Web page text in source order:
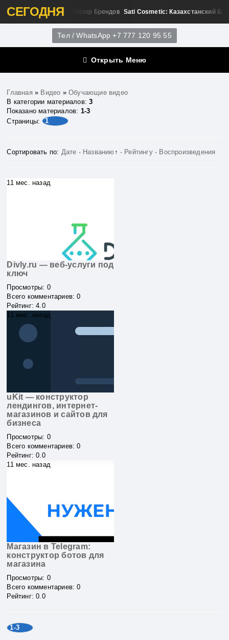
СЕГОДНЯ Обзор Брендов Sati Cosmetic: Казахстанский
Тел / WhatsApp +7 777 120 95 55
Открыть Меню
Главная » Видео » Обучающие видео
В категории материалов:3
Показано материалов: 1-3
Страницы: 1
Сортировать по: Дате · Названию↑ · Рейтингу· Воспроизведения
11 мес. назад
Divly.ru — веб-услуги под
ключ
Просмотры: 0
Всего комментариев:0
Рейтинг:4.0
11 мес. назад
uKit — конструктор
лендингов, интернет-
магазинов и сайтов для
бизнеса
Просмотры: 0
Всего комментариев:0
Рейтинг:0.0
11 мес. назад
Магазин в Telegram:
конструктор ботов для
магазина
Просмотры: 0
Всего комментариев:0
Рейтинг:0.0
1-3